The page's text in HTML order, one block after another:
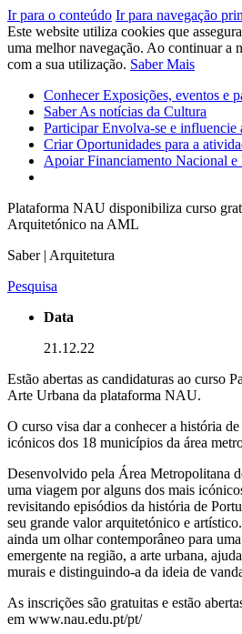
Ir para o conteúdo Ir para navegação
Este website utiliza cookies que
uma melhor navegação. Ao continuar a
com a sua utilização. Saber Mais
ConhecerExposições, eventos e
SaberAs notícias da Cultura
ParticiparEnvolva-se e influencie
CriarOportunidades para a
ApoiarFinanciamento Nacional e
Plataforma NAU disponibiliza curso
Arquitetónico na AML
Saber | Arquitetura
Pesquisa
Data
21.12.22
Estão abertas as candidaturas ao curso
Arte Urbana da plataforma NAU.
O curso visa dar a conhecer a história
icónicos dos 18 municípios da área
Desenvolvido pela Área Metropolitana
uma viagem por alguns dos mais
revisitando episódios da história de
seu grande valor arquitetónico e
ainda um olhar contemporâneo para
emergente na região, a arte urbana,
murais e distinguindo-a da ideia de
As inscrições são gratuitas e estão
em www.nau.edu.pt/pt/